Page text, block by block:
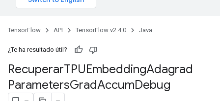
TensorFlow API TensorFlow v2.4.0 Java
¿Te ha resultado útil?
RecuperarTPUEmbeddingAdagrad
ParametersGradAccumDebug